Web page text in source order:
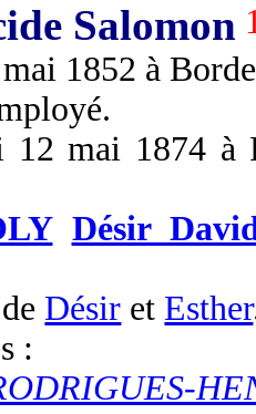
Salomon
1852 à
12 mai 1874 à
Désir
Désir et Esther
: